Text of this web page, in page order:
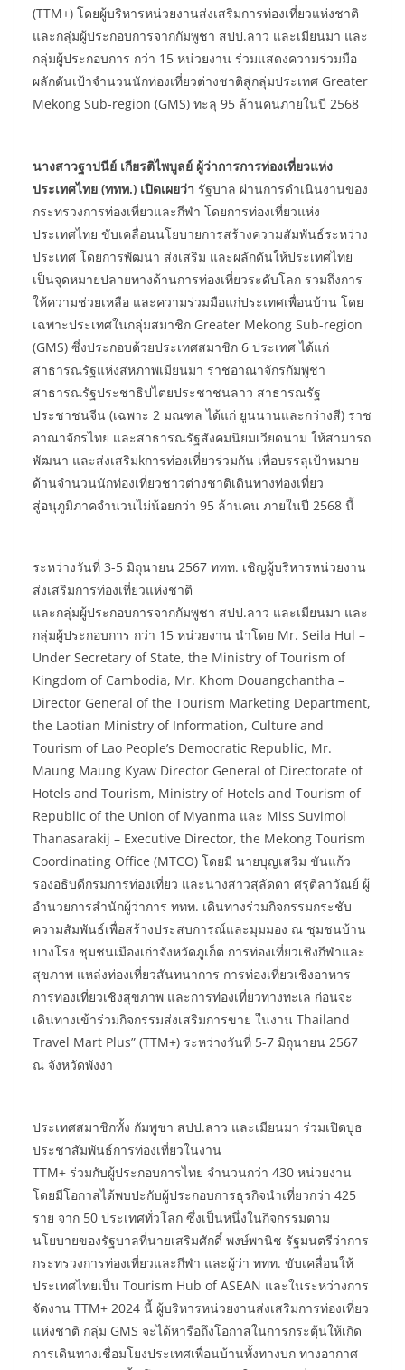
(TTM+) โดยผู้บริหารหน่วยงานส่งเสริมการท่องเที่ยวแห่งชาติ
และกลุ่มผู้ประกอบการจากกัมพูชา สปป.ลาว และเมียนมา และ
กลุ่มผู้ประกอบการ กว่า 15 หน่วยงาน ร่วมแสดงความร่วมมือ
ผลักดันเป้าจำนวนนักท่องเที่ยวต่างชาติสู่กลุ่มประเทศ Greater
Mekong Sub-region (GMS) ทะลุ 95 ล้านคนภายในปี 2568
นางสาวฐาปนีย์ เกียรติไพบูลย์ ผู้ว่าการการท่องเที่ยวแห่ง
ประเทศไทย (ททท.) เปิดเผยว่า รัฐบาล ผ่านการดำเนินงานของ
กระทรวงการท่องเที่ยวและกีฬา โดยการท่องเที่ยวแห่ง
ประเทศไทย ขับเคลื่อนนโยบายการสร้างความสัมพันธ์ระหว่าง
ประเทศ โดยการพัฒนา ส่งเสริม และผลักดันให้ประเทศไทย
เป็นจุดหมายปลายทางด้านการท่องเที่ยวระดับโลก รวมถึงการ
ให้ความช่วยเหลือ และความร่วมมือแก่ประเทศเพื่อนบ้าน โดย
เฉพาะประเทศในกลุ่มสมาชิก Greater Mekong Sub-region
(GMS) ซึ่งประกอบด้วยประเทศสมาชิก 6 ประเทศ ได้แก่
สาธารณรัฐแห่งสหภาพเมียนมา ราชอาณาจักรกัมพูชา
สาธารณรัฐประชาธิปไตยประชาชนลาว สาธารณรัฐ
ประชาชนจีน (เฉพาะ 2 มณฑล ได้แก่ ยูนนานและกว่างสี) ราช
อาณาจักรไทย และสาธารณรัฐสังคมนิยมเวียดนาม ให้สามารถ
พัฒนา และส่งเสริมkการท่องเที่ยวร่วมกัน เพื่อบรรลุเป้าหมาย
ด้านจำนวนนักท่องเที่ยวชาวต่างชาติเดินทางท่องเที่ยว
สู่อนุภูมิภาคจำนวนไม่น้อยกว่า 95 ล้านคน ภายในปี 2568 นี้
ระหว่างวันที่ 3-5 มิถุนายน 2567 ททท. เชิญผู้บริหารหน่วยงาน
ส่งเสริมการท่องเที่ยวแห่งชาติ
และกลุ่มผู้ประกอบการจากกัมพูชา สปป.ลาว และเมียนมา และ
กลุ่มผู้ประกอบการ กว่า 15 หน่วยงาน นำโดย Mr. Seila Hul –
Under Secretary of State, the Ministry of Tourism of
Kingdom of Cambodia, Mr. Khom Douangchantha –
Director General of the Tourism Marketing Department,
the Laotian Ministry of Information, Culture and
Tourism of Lao People’s Democratic Republic, Mr.
Maung Maung Kyaw Director General of Directorate of
Hotels and Tourism, Ministry of Hotels and Tourism of
Republic of the Union of Myanma และ Miss Suvimol
Thanasarakij – Executive Director, the Mekong Tourism
Coordinating Office (MTCO) โดยมี นายบุญเสริม ขันแก้ว
รองอธิบดีกรมการท่องเที่ยว และนางสาวสุลัดดา ศรุติลาวัณย์ ผู้
อำนวยการสำนักผู้ว่าการ ททท. เดินทางร่วมกิจกรรมกระชับ
ความสัมพันธ์เพื่อสร้างประสบการณ์และมุมมอง ณ ชุมชนบ้าน
บางโรง ชุมชนเมืองเก่าจังหวัดภูเก็ต การท่องเที่ยวเชิงกีฬาและ
สุขภาพ แหล่งท่องเที่ยวสันทนาการ การท่องเที่ยวเชิงอาหาร
การท่องเที่ยวเชิงสุขภาพ และการท่องเที่ยวทางทะเล ก่อนจะ
เดินทางเข้าร่วมกิจกรรมส่งเสริมการขาย ในงาน Thailand
Travel Mart Plus” (TTM+) ระหว่างวันที่ 5-7 มิถุนายน 2567
ณ จังหวัดพังงา
ประเทศสมาชิกทั้ง กัมพูชา สปป.ลาว และเมียนมา ร่วมเปิดบูธ
ประชาสัมพันธ์การท่องเที่ยวในงาน
TTM+ ร่วมกับผู้ประกอบการไทย จำนวนกว่า 430 หน่วยงาน
โดยมีโอกาสได้พบปะกับผู้ประกอบการธุรกิจนำเที่ยวกว่า 425
ราย จาก 50 ประเทศทั่วโลก ซึ่งเป็นหนึ่งในกิจกรรมตาม
นโยบายของรัฐบาลที่นายเสริมศักดิ์ พงษ์พานิช รัฐมนตรีว่าการ
กระทรวงการท่องเที่ยวและกีฬา และผู้ว่า ททท. ขับเคลื่อนให้
ประเทศไทยเป็น Tourism Hub of ASEAN และในระหว่างการ
จัดงาน TTM+ 2024 นี้ ผู้บริหารหน่วยงานส่งเสริมการท่องเที่ยว
แห่งชาติ กลุ่ม GMS จะได้หารือถึงโอกาสในการกระตุ้นให้เกิด
การเดินทางเชื่อมโยงประเทศเพื่อนบ้านทั้งทางบก ทางอากาศ